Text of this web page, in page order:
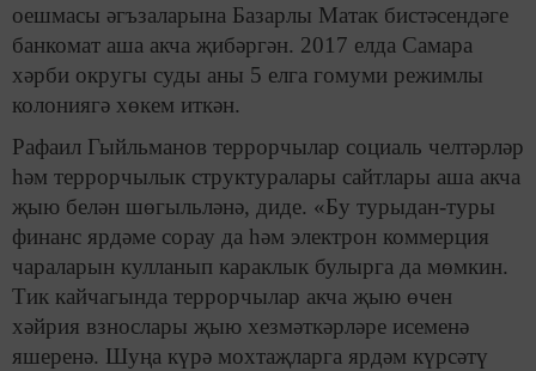
оешмасы әгъзаларына Базарлы Матак бистәсендәге
банкомат аша акча җибәргән. 2017 елда Самара
хәрби округы суды аны 5 елга гомуми режимлы
колониягә хөкем иткән.
Рафаил Гыйльманов террорчылар социаль челтәрләр
һәм террорчылык структуралары сайтлары аша акча
җыю белән шөгыльләнә, диде. «Бу турыдан-туры
финанс ярдәме сорау да һәм электрон коммерция
чараларын кулланып караклык булырга да мөмкин.
Тик кайчагында террорчылар акча җыю өчен
хәйрия взнослары җыю хезмәткәрләре исеменә
яшеренә. Шуңа күрә мохтаҗларга ярдәм күрсәтү